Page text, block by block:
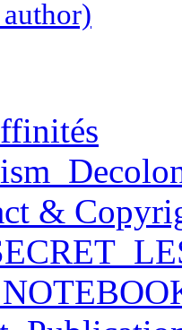
&